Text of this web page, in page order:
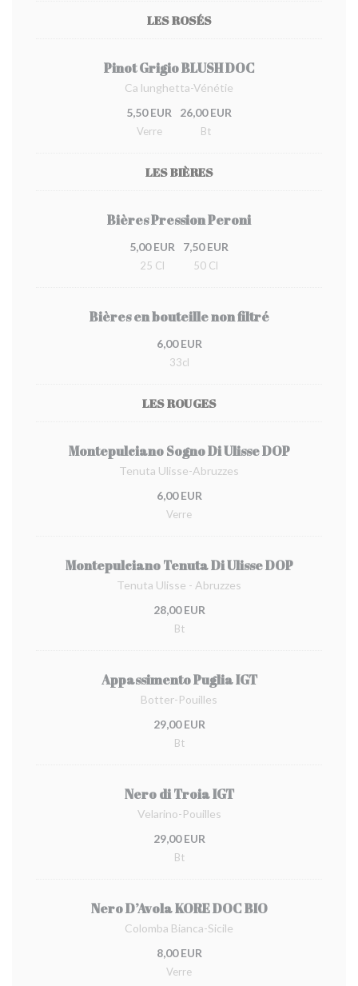
LES ROSÉS
Pinot Grigio BLUSH DOC
Ca lunghetta-Vénétie
5,50 EUR
Verre
26,00 EUR
Bt
LES BIÈRES
Bières Pression Peroni
5,00 EUR
25 Cl
7,50 EUR
50 Cl
Bières en bouteille non filtré
6,00 EUR
33cl
LES ROUGES
Montepulciano Sogno Di Ulisse DOP
Tenuta Ulisse-Abruzzes
6,00 EUR
Verre
Montepulciano Tenuta Di Ulisse DOP
Tenuta Ulisse - Abruzzes
28,00 EUR
Bt
Appassimento Puglia IGT
Botter-Pouilles
29,00 EUR
Bt
Nero di Troia IGT
Velarino-Pouilles
29,00 EUR
Bt
Nero D’Avola KORE DOC BIO
Colomba Bianca-Sicile
8,00 EUR
Verre